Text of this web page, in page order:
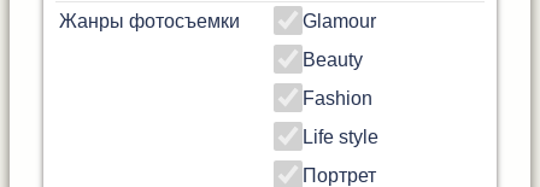
Жанры фотосъемки
Glamour
Beauty
Fashion
Life style
Портрет